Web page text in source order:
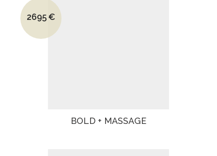
Le prix initial était : 3370€.
2695€
Le prix actuel est : 2695€.
BOLD + MASSAGE